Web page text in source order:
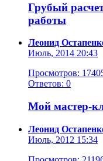
Грубый
работы
Леонид
Июль, 2014 20:43
Просмотров:
Ответов: 0
Мой мастер-
Леонид
Июль, 2012 15:34